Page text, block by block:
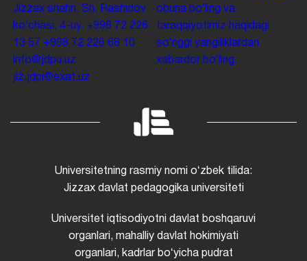
Jizzax shahri, Sh. Rashidov
koʻchasi, 4-uy. +998 72 226
13 57 +998 72 226 68 10
info@jdpu.uz
jiz.jdpi@exat.uz
obuna boʻling va
taraqqiyotimiz haqidagi
soʻnggi yangiliklardan
xabardor boʻling.
Universitetning rasmiy nomi oʻzbek tilida:
Jizzax davlat pedagogika universiteti
Universitet iqtisodiyotni davlat boshqaruvi
organlari, mahalliy davlat hokimiyati
organlari, kadrlar boʻyicha pudrat